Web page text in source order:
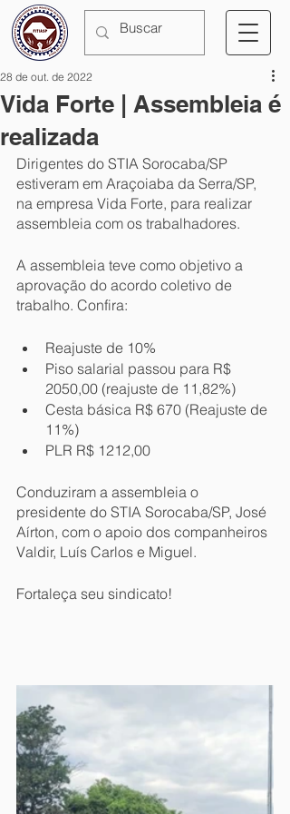
Vida Forte | Assembleia é
realizada
28 de out. de 2022
Dirigentes do STIA Sorocaba/SP
estiveram em Araçoiaba da Serra/SP,
na empresa Vida Forte, para realizar
assembleia com os trabalhadores.
A assembleia teve como objetivo a
aprovação do acordo coletivo de
trabalho. Confira:
Reajuste de 10%
Piso salarial passou para R$
2050,00 (reajuste de 11,82%)
Cesta básica R$ 670 (Reajuste de
11%)
PLR R$ 1212,00
Conduziram a assembleia o
presidente do STIA Sorocaba/SP, José
Aírton, com o apoio dos companheiros
Valdir, Luís Carlos e Miguel.
Fortaleça seu sindicato!